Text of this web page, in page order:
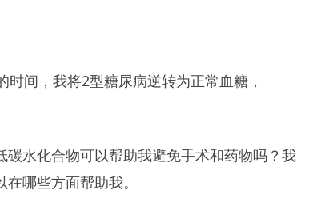
间，我将2型糖尿病逆转为正常血糖，
水化合物可以帮助我避免手术和药物吗？我
哪些方面帮助我。